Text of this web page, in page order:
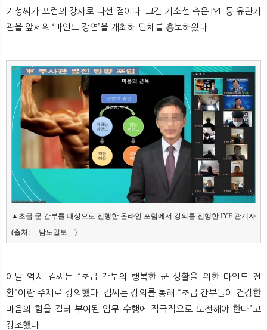
기성씨가 포럼의 강사로 나선 점이다. 그간 기소선 측은 IYF 등 유관기
관을 앞세워 ‘마인드 강연’을 개최해 단체를 홍보해왔다.
▲초급 군 간부를 대상으로 진행한 온라인 포럼에서 강의를 진행한 IYF 관계자
(출처: 「남도일보」)
이날 역시 김씨는 “초급 간부의 행복한 군 생활을 위한 마인드 전
환”이란 주제로 강의했다. 김씨는 강의를 통해 “초급 간부들이 건강한
마음의 힘을 길러 부여된 임무 수행에 적극적으로 도전해야 한다”고
강조했다.